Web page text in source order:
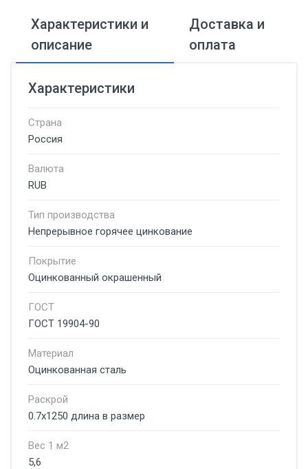
Характеристики и
описание
Доставка и
оплата
Характеристики
Страна
Россия
Валюта
RUB
Тип производства
Непрерывное горячее цинкование
Покрытие
Оцинкованный окрашенный
ГОСТ
ГОСТ 19904-90
Материал
Оцинкованная сталь
Раскрой
0.7х1250 длина в размер
Вес 1 м2
5,6